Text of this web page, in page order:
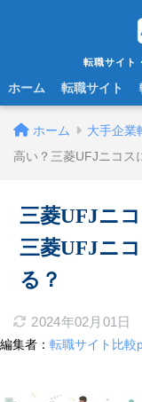
転職サイト
ホーム 転職サイト
ホーム 大手企業
高い？三菱UFJニコス
三菱UFJニ
三菱UFJニ
る？
2024年02月01日
編集者： 転職サイト比較